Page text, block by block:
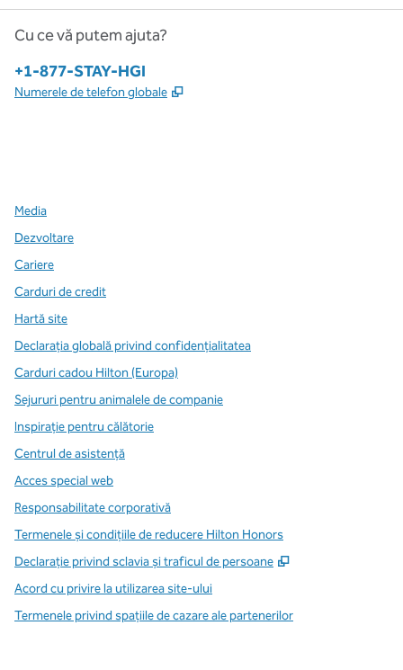
Cu ce vă putem ajuta?
Telefon:
+1-877-STAY-HGI
Numerele de telefon globale ,
Media
Dezvoltare
Cariere
Carduri de credit
Hartă site
Declarația globală privind confidenţialitatea
Carduri cadou Hilton (Europa)
Sejururi pentru animalele de companie
Inspirație pentru călătorie
Centrul de asistență
Acces special web
Responsabilitate corporativă
Termenele și condițiile de reducere Hilton Honors
Declarație privind sclavia și traficul de persoane
,
Acord cu privire la utilizarea site-ului
Termenele privind spațiile de cazare ale partenerilor